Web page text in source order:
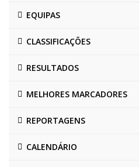
EQUIPAS
CLASSIFICAÇÕES
RESULTADOS
MELHORES MARCADORES
REPORTAGENS
CALENDÁRIO